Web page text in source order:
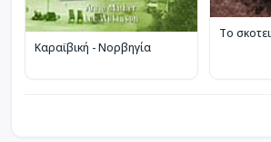
Καραϊβική - Νορβηγία
Το